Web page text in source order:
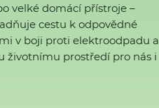
velké domácí přístroje –
cestu k odpovědné
v boji proti elektroodpadu a
životnímu prostředí pro nás i